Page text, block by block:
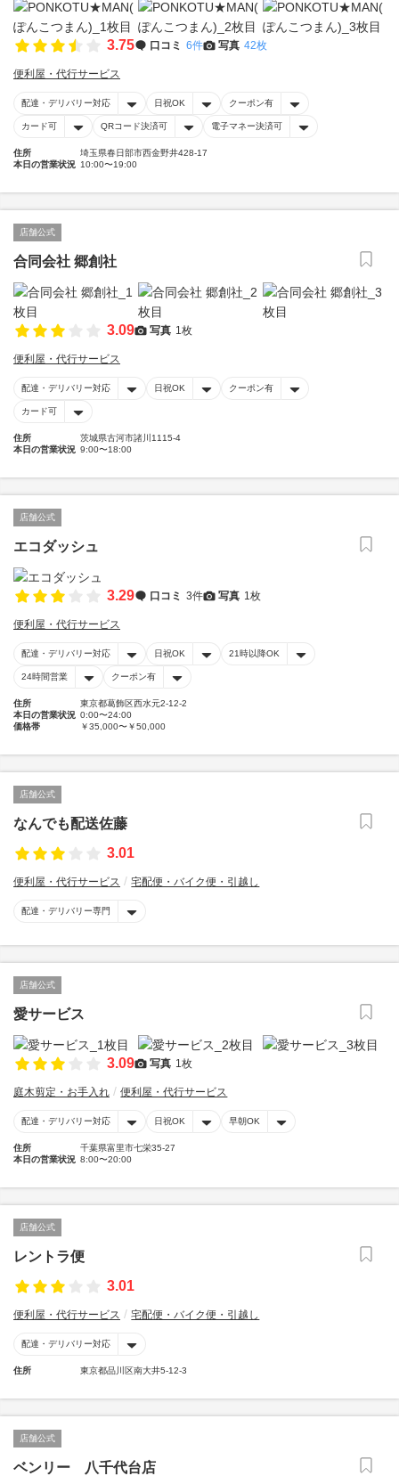
3.75 口コミ 6件 写真 42枚
便利屋・代行サービス
配達・デリバリー対応 日祝OK クーポン有
カード可 QRコード決済可 電子マネー決済可
住所
埼玉県春日部市西金野井428-17
本日の営業状況 10:00〜19:00
店舗公式
合同会社 郷創社
3.09 写真 1枚
便利屋・代行サービス
配達・デリバリー対応 日祝OK クーポン有
カード可
住所
茨城県古河市諸川1115-4
本日の営業状況 9:00〜18:00
店舗公式
エコダッシュ
3.29 口コミ 3件 写真 1枚
便利屋・代行サービス
配達・デリバリー対応 日祝OK 21時以降OK
24時間営業 クーポン有
住所
東京都葛飾区西水元2-12-2
本日の営業状況 0:00〜24:00
価格帯
￥35,000〜￥50,000
店舗公式
なんでも配送佐藤
3.01
便利屋・代行サービス 宅配便・バイク便・引越し
配達・デリバリー専門
店舗公式
愛サービス
3.09 写真 1枚
庭木剪定・お手入れ 便利屋・代行サービス
配達・デリバリー対応 日祝OK 早朝OK
住所
千葉県富里市七栄35-27
本日の営業状況 8:00〜20:00
店舗公式
レントラ便
3.01
便利屋・代行サービス 宅配便・バイク便・引越し
配達・デリバリー対応
住所 東京都品川区南大井5-12-3
店舗公式
ベンリー 八千代台店